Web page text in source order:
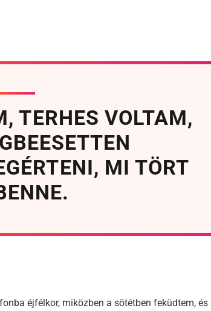
TERHES VOLTAM,
MI TÖRT
éjfélkor, miközben a sötétben feküdtem, és